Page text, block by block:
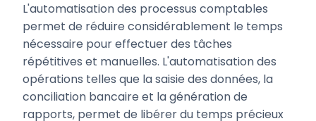
L'automatisation des processus comptables
permet de réduire considérablement le temps
nécessaire pour effectuer des tâches
répétitives et manuelles. L'automatisation des
opérations telles que la saisie des données, la
conciliation bancaire et la génération de
rapports, permet de libérer du temps précieux